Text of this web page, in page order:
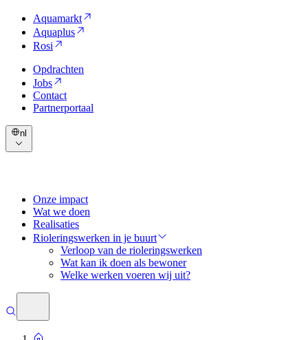
Aquamarkt
Aquaplus
Rosi
Opdrachten
Jobs
Contact
Partnerportaal
nl
Onze impact
Wat we doen
Realisaties
Rioleringswerken in je buurt
Verloop van de rioleringswerken
Wat kan ik doen als bewoner
Welke werken voeren wij uit?